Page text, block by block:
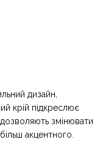
дизайн,
крій підкреслює
дозволяють змінювати
акцентного.